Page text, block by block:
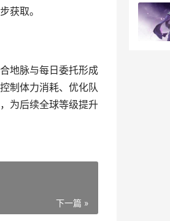
获取。
地脉与每日委托形成
制体力消耗、优化队
为后续全球等级提升
下一篇 »